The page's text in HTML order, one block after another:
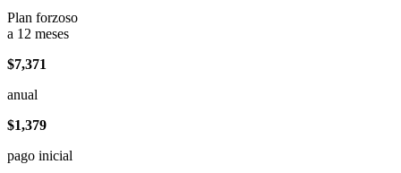
Plan forzoso
a 12 meses
$7,371
anual
$1,379
pago inicial